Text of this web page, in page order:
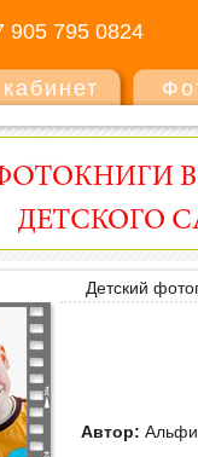
905 795 0824
Детский
Автор: